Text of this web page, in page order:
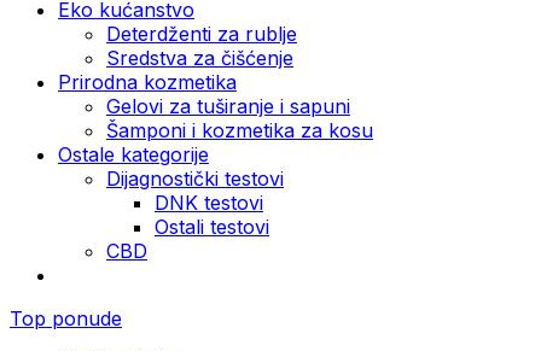
Eko kućanstvo
Deterdženti za rublje
Sredstva za čišćenje
Prirodna kozmetika
Gelovi za tuširanje i sapuni
Šamponi i kozmetika za kosu
Ostale kategorije
Dijagnostički testovi
DNK testovi
Ostali testovi
CBD
Top ponude